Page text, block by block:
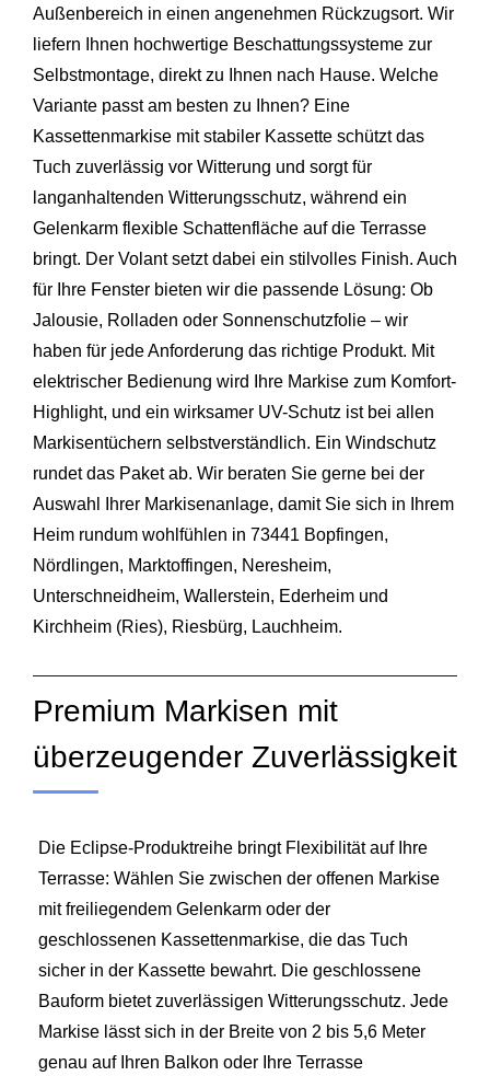
Außenbereich in einen angenehmen Rückzugsort. Wir
liefern Ihnen hochwertige Beschattungssysteme zur
Selbstmontage, direkt zu Ihnen nach Hause. Welche
Variante passt am besten zu Ihnen? Eine
Kassettenmarkise mit stabiler Kassette schützt das
Tuch zuverlässig vor Witterung und sorgt für
langanhaltenden Witterungsschutz, während ein
Gelenkarm flexible Schattenfläche auf die Terrasse
bringt. Der Volant setzt dabei ein stilvolles Finish. Auch
für Ihre Fenster bieten wir die passende Lösung: Ob
Jalousie, Rolladen oder Sonnenschutzfolie – wir
haben für jede Anforderung das richtige Produkt. Mit
elektrischer Bedienung wird Ihre Markise zum Komfort-
Highlight, und ein wirksamer UV-Schutz ist bei allen
Markisentüchern selbstverständlich. Ein Windschutz
rundet das Paket ab. Wir beraten Sie gerne bei der
Auswahl Ihrer Markisenanlage, damit Sie sich in Ihrem
Heim rundum wohlfühlen in 73441 Bopfingen,
Nördlingen, Marktoffingen, Neresheim,
Unterschneidheim, Wallerstein, Ederheim und
Kirchheim (Ries), Riesbürg, Lauchheim.
Premium Markisen mit
überzeugender Zuverlässigkeit
Die Eclipse-Produktreihe bringt Flexibilität auf Ihre
Terrasse: Wählen Sie zwischen der offenen Markise
mit freiliegendem Gelenkarm oder der
geschlossenen Kassettenmarkise, die das Tuch
sicher in der Kassette bewahrt. Die geschlossene
Bauform bietet zuverlässigen Witterungsschutz. Jede
Markise lässt sich in der Breite von 2 bis 5,6 Meter
genau auf Ihren Balkon oder Ihre Terrasse